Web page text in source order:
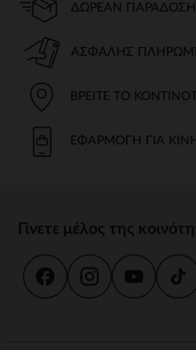
ΔΩΡΕΆΝ
ΑΣΦΑΛΉΣ
ΒΡΕΊΤΕ ΤΟ
ΕΦΑΡΜΟΓΉ ΓΙΑ
Γίνετε μέλος της